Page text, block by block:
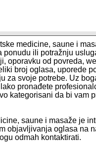
medicine, saune i
ili potražnju
oporavku od povreda,
broj oglasa, uporede
za svoje potrebe. Uz
pronađete
kategorisani da bi vam
saune i masaže je
objavljivanja oglasa na
odmah kontaktirati.